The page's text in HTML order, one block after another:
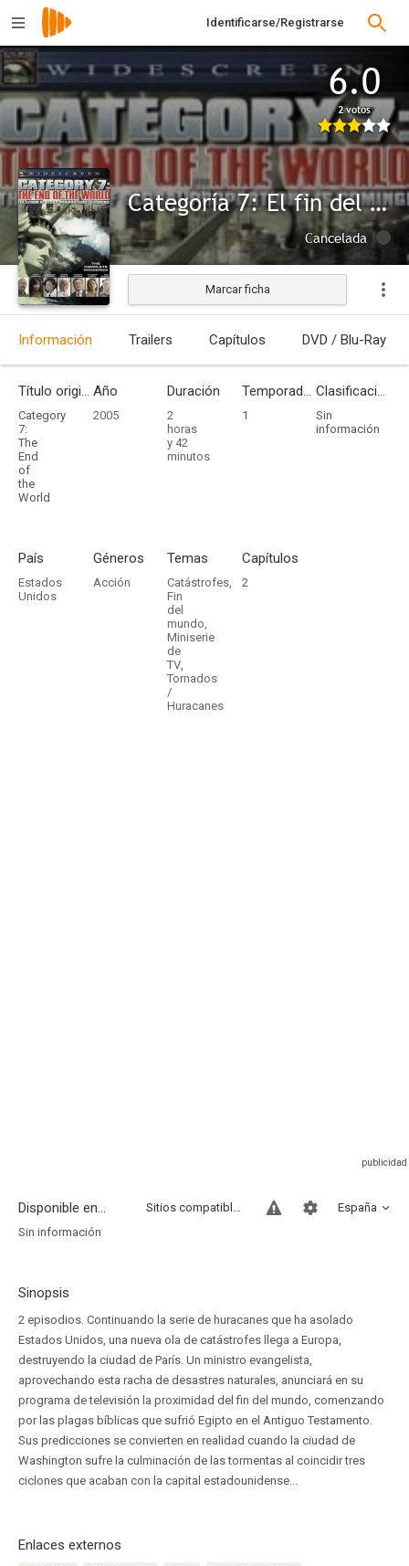
Identificarse/Registrarse
6.0
2 votos
Categoría 7: El fin del mundo
Cancelada
Marcar ficha
Información Trailers Capítulos DVD / Blu-Ray
Título original
Category
7:
The
End
of
the
World
Año
2005
Duración
2
horas
y 42
minutos
Temporadas
1
Clasificación por edades
Sin
información
País
Estados
Unidos
Géneros
Acción
Temas
Catástrofes,
Fin
del
mundo,
Miniserie
de
TV,
Tornados
/
Huracanes
Capítulos
2
Disponible en... España
Sitios compatibles
Sin información
Sinopsis
2 episodios. Continuando la serie de huracanes que ha asolado
Estados Unidos, una nueva ola de catástrofes llega a Europa,
destruyendo la ciudad de París. Un ministro evangelista,
aprovechando esta racha de desastres naturales, anunciará en su
programa de televisión la proximidad del fin del mundo, comenzando
por las plagas bíblicas que sufrió Egipto en el Antiguo Testamento.
Sus predicciones se convierten en realidad cuando la ciudad de
Washington sufre la culminación de las tormentas al coincidir tres
ciclones que acaban con la capital estadounidense...
Enlaces externos